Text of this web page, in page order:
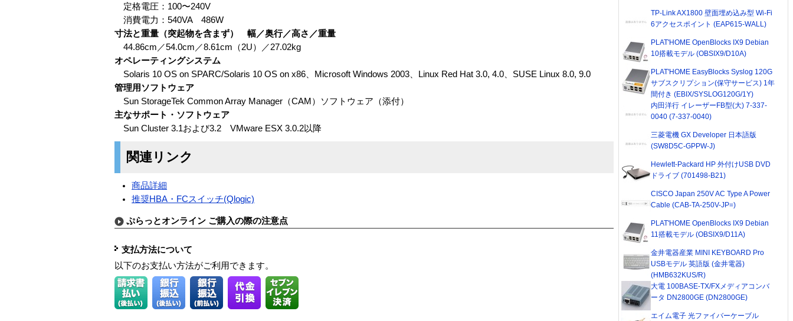
定格電圧：100〜240V
消費電力：540VA 486W
寸法と重量（突起物を含まず） 幅／奥行／高さ／重量
44.86cm／54.0cm／8.61cm（2U）／27.02kg
オペレーティングシステム
Solaris 10 OS on SPARC/Solaris 10 OS on x86、Microsoft Windows 2003、Linux Red Hat 3.0, 4.0、SUSE Linux 8.0, 9.0
管理用ソフトウェア
Sun StorageTek Common Array Manager（CAM）ソフトウェア（添付）
主なサポート・ソフトウェア
Sun Cluster 3.1および3.2 VMware ESX 3.0.2以降
関連リンク
商品詳細
推奨HBA・FCスイッチ(Qlogic)
ぷらっとオンライン ご購入の際の注意点
支払方法について
以下のお支払い方法がご利用できます。
TP-Link AX1800 壁面埋め込み型 Wi-Fi
6アクセスポイント (EAP615-WALL)
PLAT'HOME OpenBlocks IX9 Debian
10搭載モデル (OBSIX9/D10A)
PLAT'HOME EasyBlocks Syslog 120G
サブスクリプション(保守サービス) 1年
間付き (EBIX/SYSLOG120G/1Y)
内田洋行 イレーザーFB型(大) 7-337-
0040 (7-337-0040)
三菱電機 GX Developer 日本語版
(SW8D5C-GPPW-J)
Hewlett-Packard HP 外付けUSB DVD
ドライブ (701498-B21)
CISCO Japan 250V AC Type A Power
Cable (CAB-TA-250V-JP=)
PLAT'HOME OpenBlocks IX9 Debian
11搭載モデル (OBSIX9/D11A)
金井電器産業 MINI KEYBOARD Pro
USBモデル 英語版 (金井電器)
(HMB632KUS/R)
大電 100BASE-TX/FXメディアコンバ
ータ DN2800GE (DN2800GE)
エイム電子 光ファイバーケーブル